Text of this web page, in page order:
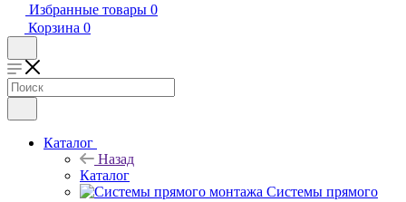
Избранные товары 0
Корзина 0
Каталог
Назад
Каталог
Системы прямого